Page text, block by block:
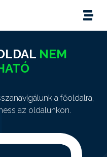
NEM
a főoldalra,
az oldalunkon.